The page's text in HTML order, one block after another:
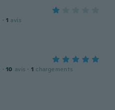
· 1 avis
· 10 avis · 1 chargements